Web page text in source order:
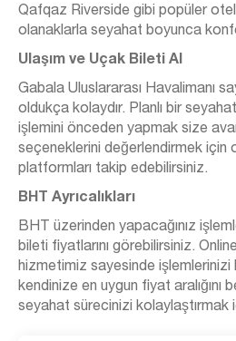
Qafqaz Riverside gibi popüler
olanaklarla seyahat boyunca
Ulaşım ve Uçak Bileti Al
Gabala Uluslararası Havalimanı
oldukça kolaydır. Planlı bir
işlemini önceden yapmak size
seçeneklerini değerlendirmek için
platformları takip edebilirsiniz.
BHT Ayrıcalıkları
BHT üzerinden yapacağınız
bileti fiyatlarını görebilirsiniz.
hizmetimiz sayesinde işlemlerinizi
kendinize en uygun fiyat aralığını
seyahat sürecinizi kolaylaştırmak